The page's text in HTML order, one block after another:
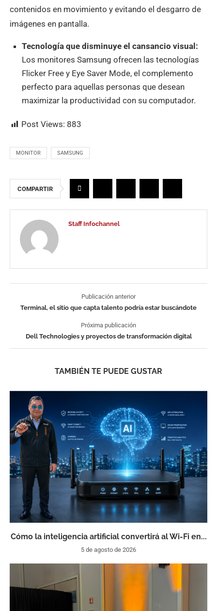
contenidos en movimiento y evitando el desgarro de
imágenes en pantalla.
Tecnología que disminuye el cansancio visual:
Los monitores Samsung ofrecen las tecnologías
Flicker Free y Eye Saver Mode, el complemento
perfecto para aquellas personas que desean
maximizar la productividad con su computador.
Post Views: 883
MONITOR SAMSUNG
COMPARTIR
Staff Infochannel
Publicación anterior
Terminal, el sitio que capta talento podría estar buscándote
Próxima publicación
Dell Technologies y proyectos de transformación digital
TAMBIÉN TE PUEDE GUSTAR
Cómo la inteligencia artificial convertirá al Wi-Fi en...
5 de agosto de 2026